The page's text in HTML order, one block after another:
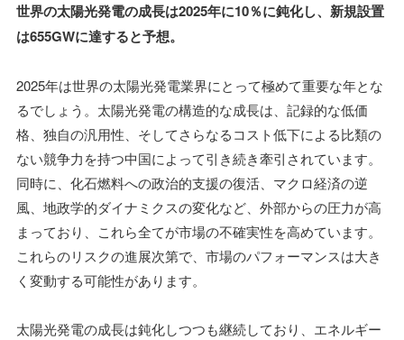
世界の太陽光発電の成長は2025年に10％に鈍化し、新規設置
は655GWに達すると予想。
2025年は世界の太陽光発電業界にとって極めて重要な年とな
るでしょう。太陽光発電の構造的な成長は、記録的な低価
格、独自の汎用性、そしてさらなるコスト低下による比類の
ない競争力を持つ中国によって引き続き牽引されています。
同時に、化石燃料への政治的支援の復活、マクロ経済の逆
風、地政学的ダイナミクスの変化など、外部からの圧力が高
まっており、これら全てが市場の不確実性を高めています。
これらのリスクの進展次第で、市場のパフォーマンスは大き
く変動する可能性があります。
太陽光発電の成長は鈍化しつつも継続しており、エネルギー